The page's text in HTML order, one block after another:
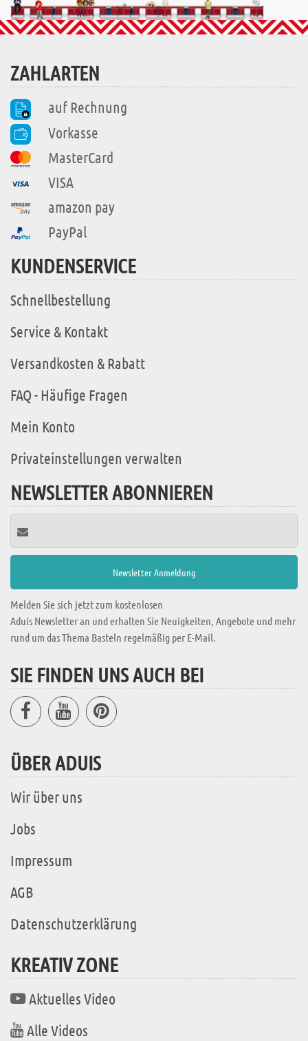
ZAHLARTEN
auf Rechnung
Vorkasse
MasterCard
VISA
amazon pay
PayPal
KUNDENSERVICE
Schnellbestellung
Service & Kontakt
Versandkosten & Rabatt
FAQ - Häufige Fragen
Mein Konto
Privateinstellungen verwalten
NEWSLETTER ABONNIEREN
Melden Sie sich jetzt zum kostenlosen
Aduis Newsletter an und erhalten Sie Neuigkeiten, Angebote und mehr
rund um das Thema Basteln regelmäßig per E-Mail.
SIE FINDEN UNS AUCH BEI
ÜBER ADUIS
Wir über uns
Jobs
Impressum
AGB
Datenschutzerklärung
KREATIV ZONE
Aktuelles Video
Alle Videos